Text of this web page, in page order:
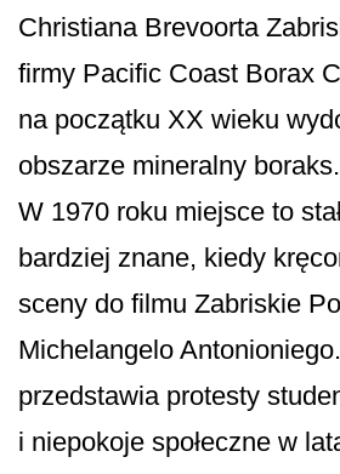
Christiana Brevoorta
firmy Pacific Coast Borax
na początku XX wieku
obszarze mineralny boraks.
W 1970 roku miejsce to
bardziej znane, kiedy
sceny do filmu Zabriskie
Michelangelo
przedstawia protesty
i niepokoje społeczne w